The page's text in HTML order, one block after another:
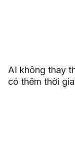
AI không thay
có thêm thời